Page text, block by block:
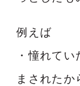
例えば
・憧れて
まされたか